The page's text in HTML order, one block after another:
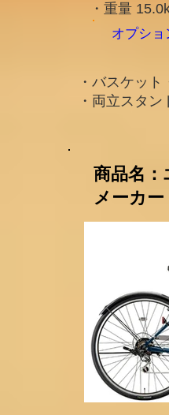
・重量
オプショ
・バスケッ
・両立スタ
商品名
メーカー